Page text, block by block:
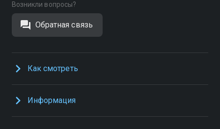
Возникли вопросы?
Обратная связь
Как смотреть
Информация